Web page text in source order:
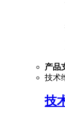
产品
技术
技